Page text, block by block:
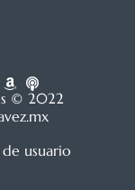
© 2022
usuario